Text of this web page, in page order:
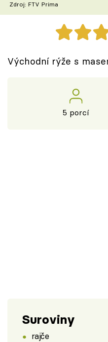
Speciál: Cuketa
Těhotnej kuchař
Sledujte prima+
Zdroj: FTV Prima
Východní rýže s
5 porcí
Suroviny
rajče